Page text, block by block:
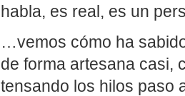
habla, es real, es un
…vemos cómo ha
de forma artesana casi,
tensando los hilos paso